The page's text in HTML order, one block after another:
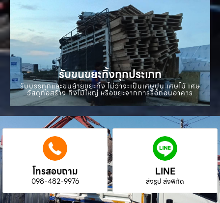
รับขนขยะทิ้งทุกประเภท
รับบรรทุกและขนย้ายขยะทิ้ง ไม่ว่าจะเป็นเศษปูน เศษไม้ เศษ
วัสดุก่อสร้าง กิ่งไม้ใหญ่ หรือขยะจากการรื้อถอนอาคาร
โทรสอบถาม
098-482-9976
LINE
ส่งรูป ส่งพิกัด